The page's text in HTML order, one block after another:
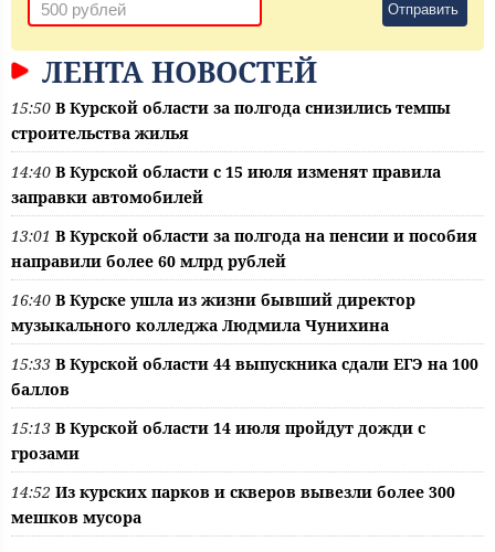
Отправить
ЛЕНТА НОВОСТЕЙ
15:50 В Курской области за полгода снизились темпы
строительства жилья
14:40 В Курской области с 15 июля изменят правила
заправки автомобилей
13:01 В Курской области за полгода на пенсии и пособия
направили более 60 млрд рублей
16:40 В Курске ушла из жизни бывший директор
музыкального колледжа Людмила Чунихина
15:33 В Курской области 44 выпускника сдали ЕГЭ на 100
баллов
15:13 В Курской области 14 июля пройдут дожди с
грозами
14:52 Из курских парков и скверов вывезли более 300
мешков мусора